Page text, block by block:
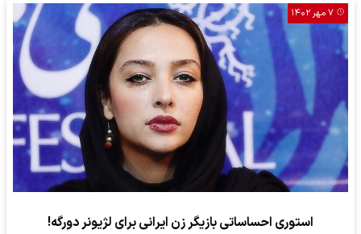
۷ مهر ۱۴۰۲
استوری احساساتی بازیگر زن ایرانی برای لژیونر دورگه!